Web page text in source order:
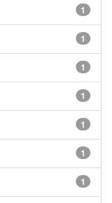
1
1
1
1
1
1
1